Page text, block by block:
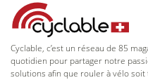
Cyclable, c’est un réseau de 85
quotidien pour partager notre
solutions afin que rouler à vélo